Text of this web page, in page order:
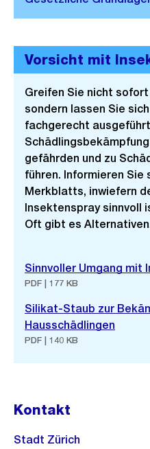
Vorsicht mit
Greifen Sie nicht
sondern lassen Sie
fachgerecht
gefährden und zu
führen. Informieren Sie
Merkblatts, inwiefern
Insektenspray sinnvoll
Oft gibt es
Sinnvoller Umgang mit
PDF | 177 KB
Silikat-Staub zur
Hausschädlingen
PDF | 140 KB
Kontakt
Stadt Zürich